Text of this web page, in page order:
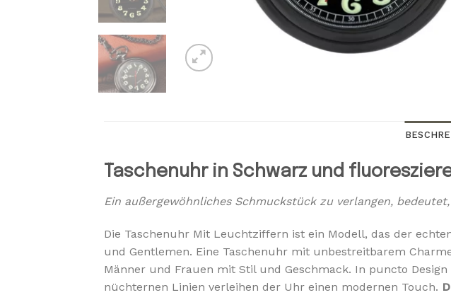
Taschenuhr in Schwarz und
Ein außergewöhnliches Schmuckstück zu verlangen,
Die Taschenuhr Mit Leuchtziffern ist ein Modell, das der
und Gentlemen. Eine Taschenuhr mit unbestreitbarem
Männer und Frauen mit Stil und Geschmack. In puncto
nüchternen Linien verleihen der Uhr einen modernen Touch.